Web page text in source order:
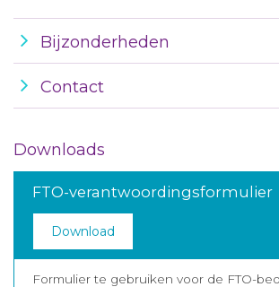
Bijzonderheden
Contact
Downloads
FTO-verantwoordingsformulier
Download
Formulier te gebruiken voor de FTO-